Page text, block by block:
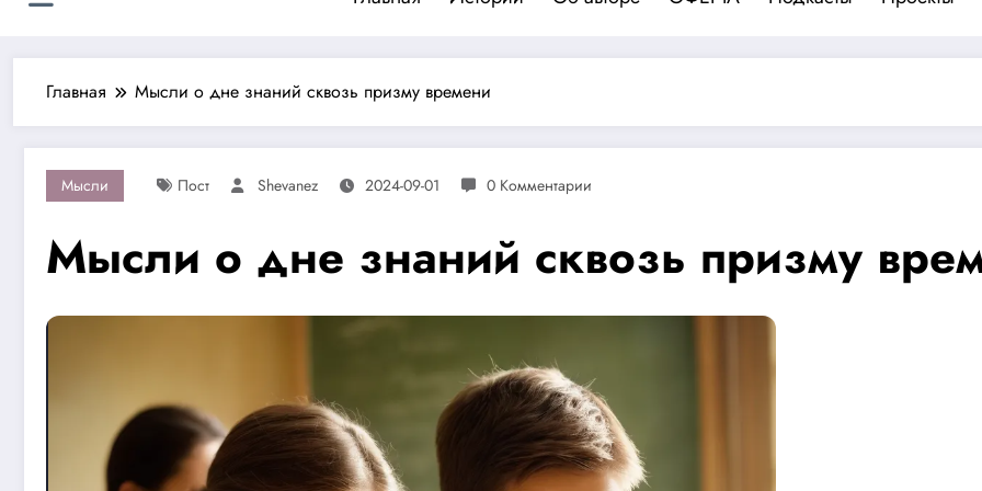
Главная Мысли о дне знаний сквозь призму времени
Мысли Пост Shevanez 2024-09-01 0 Комментарии
Мысли о дне знаний сквозь призму